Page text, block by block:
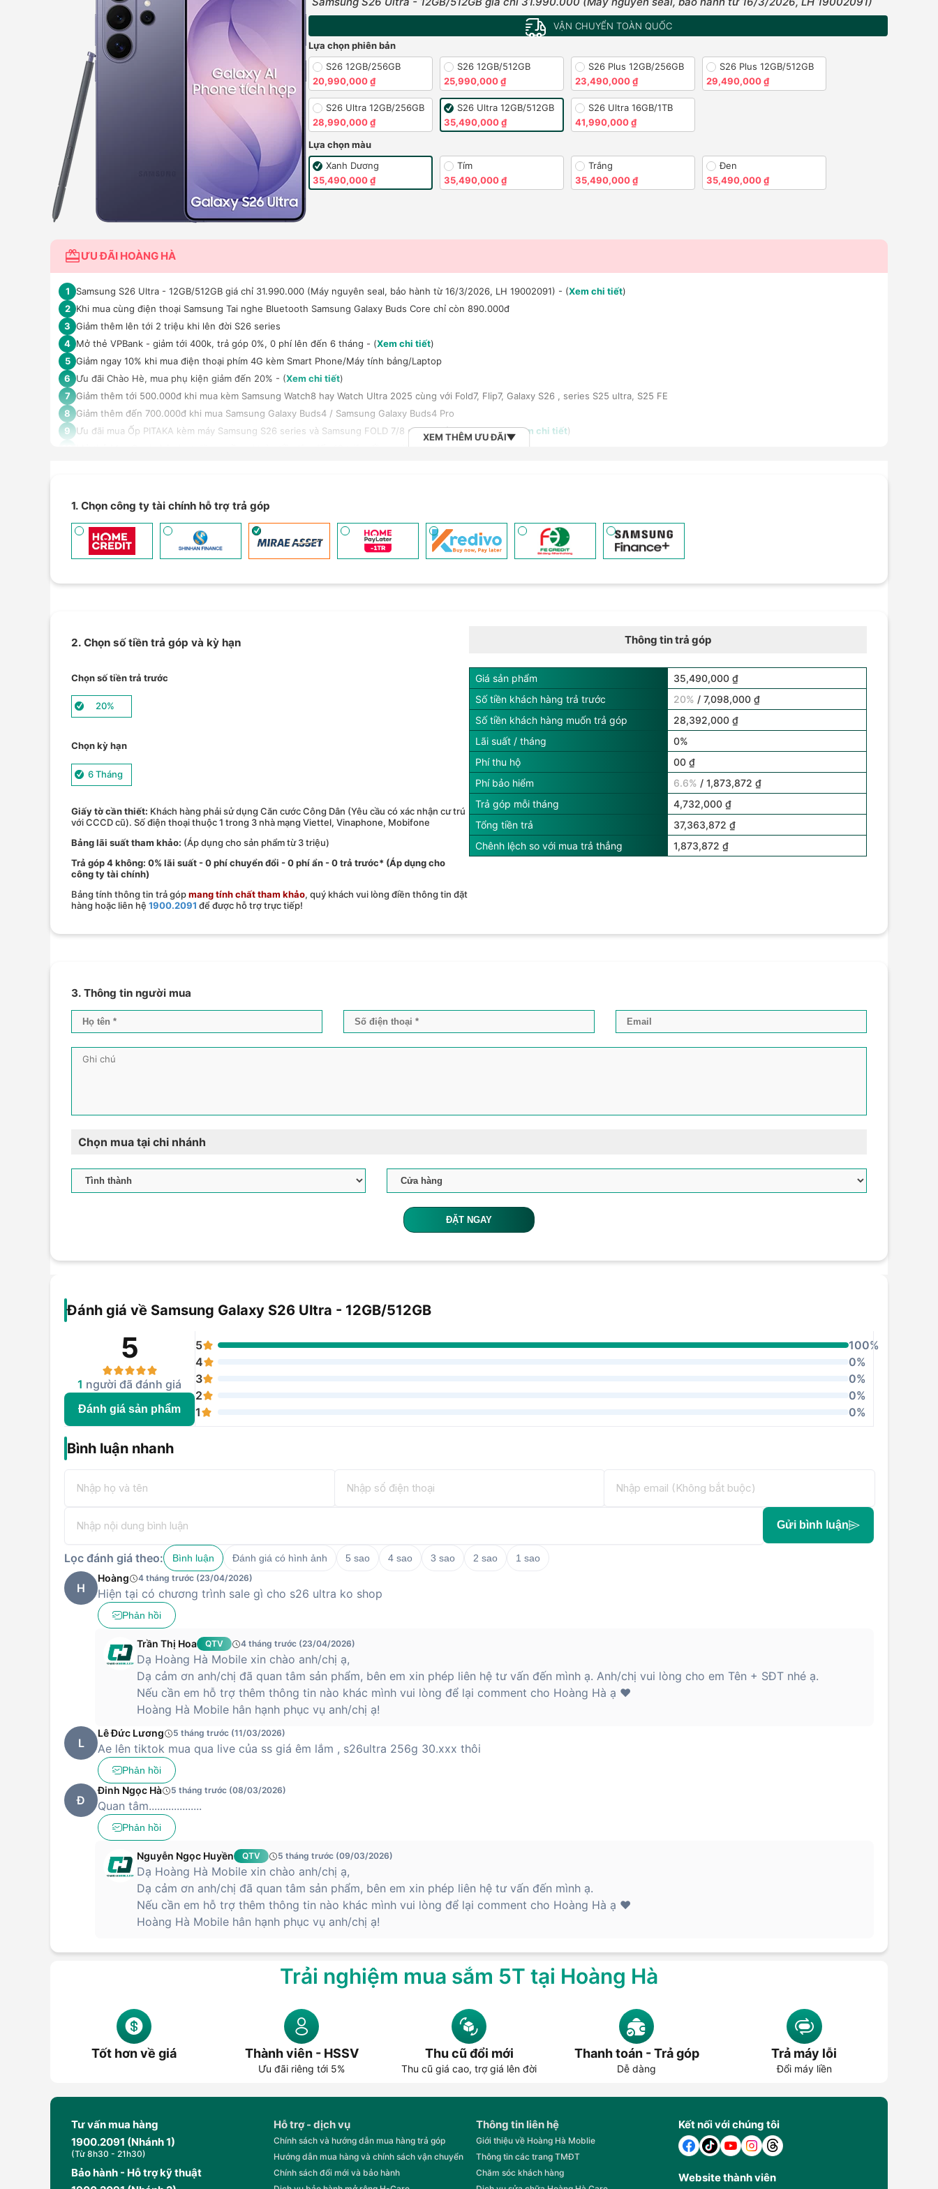
VẬN CHUYỂN TOÀN QUỐC
Lựa chọn phiên bản
S26 12GB/256GB
20,990,000 ₫
S26 12GB/512GB
25,990,000 ₫
S26 Plus 12GB/256GB
23,490,000 ₫
S26 Plus 12GB/512GB
29,490,000 ₫
S26 Ultra 12GB/256GB
28,990,000 ₫
S26 Ultra 12GB/512GB
35,490,000 ₫
S26 Ultra 16GB/1TB
41,990,000 ₫
Lựa chọn màu
Xanh Dương
35,490,000 ₫
Tím
35,490,000 ₫
Trắng
35,490,000 ₫
Đen
35,490,000 ₫
ƯU ĐÃI HOÀNG HÀ
1 Samsung S26 Ultra - 12GB/512GB giá chỉ 31.990.000 (Máy nguyên seal, bảo hành từ 16/3/2026, LH 19002091) - (Xem chi tiết)
2 Khi mua cùng điện thoại Samsung Tai nghe Bluetooth Samsung Galaxy Buds Core chỉ còn 890.000đ
3 Giảm thêm lên tới 2 triệu khi lên đời S26 series
4 Mở thẻ VPBank - giảm tới 400k, trả góp 0%, 0 phí lên đến 6 tháng - (Xem chi tiết)
5 Giảm ngay 10% khi mua điện thoại phím 4G kèm Smart Phone/Máy tính bảng/Laptop
6
Ưu đãi Chào Hè, mua phụ kiện giảm đến 20% - (Xem chi tiết)
7 Giảm thêm tới 500.000đ khi mua kèm Samsung Watch8 hay Watch Ultra 2025 cùng với Fold7, Flip7, Galaxy S26 , series S25 ultra, S25 FE
8
Giảm thêm đến 700.000đ khi mua Samsung Galaxy Buds4 / Samsung Galaxy Buds4 Pro
9
Ưu đãi mua Ốp PITAKA kèm máy Samsung S26 series và Samsung FOLD 7/8 series giảm 100.000đ - (Xem chi tiết)
13
Giảm 5% tối đa 500k khi thanh toán qua Spaylater - (
Giảm thêm 15% tối đa 1.000.000đ với các sản phẩm Loa, tai nghe Sony khi mua kèm với các sản phẩm: Laptop/ Điện thoại/ Đồng hồ thông minh - (
TPBank Evo - Giảm đến 500.000đ, trả góp 0%, 0 phí lên đến 6 tháng - (Xem chi tiết )
XEM THÊM ƯU ĐÃI
1. Chọn công ty tài chính hỗ trợ trả góp
2. Chọn số tiền trả góp và kỳ hạn
Chọn số tiền trả trước
20%
Chọn kỳ hạn
6 Tháng
Giấy tờ cần thiết: Khách hàng phải sử dụng Căn cước Công Dân (Yêu cầu có xác nhận cư trú
với CCCD cũ). Số điện thoại thuộc 1 trong 3 nhà mạng Viettel, Vinaphone, Mobifone
Bảng lãi suất tham khảo: (Áp dụng cho sản phẩm từ 3 triệu)
Trả góp 4 không: 0% lãi suất - 0 phí chuyển đổi - 0 phí ẩn - 0 trả trước* (Áp dụng cho
công ty tài chính)
Bảng tính thông tin trả gópmang tính chất tham khảo, quý khách vui lòng điền thông tin đặt
hàng hoặc liên hệ 1900.2091 để được hỗ trợ trực tiếp!
Thông tin trả góp
Giá sản phẩm
35,490,000 ₫
Số tiền khách hàng trả trước
20% / 7,098,000 ₫
Số tiền khách hàng muốn trả góp
28,392,000 ₫
Lãi suất / tháng
0%
Phí thu hộ
00 ₫
Phí bảo hiểm
6.6% / 1,873,872 ₫
Trả góp mỗi tháng
4,732,000 ₫
Tổng tiền trả
37,363,872 ₫
Chênh lệch so với mua trả thẳng
1,873,872 ₫
3. Thông tin người mua
Chọn mua tại chi nhánh
ĐẶT NGAY
Đánh giá về Samsung Galaxy S26 Ultra - 12GB/512GB
5
1 người đã đánh giá
Đánh giá sản phẩm
5
100%
4
0%
3
0%
2
0%
1
0%
Bình luận nhanh
Gửi bình luận
Lọc đánh giá theo: Bình luận Đánh giá có hình ảnh 5 sao 4 sao 3 sao 2 sao 1 sao
H
Hoàng 4 tháng trước (23/04/2026)
Hiện tại có chương trình sale gì cho s26 ultra ko shop
Phản hồi
Trần Thị Hoa QTV 4 tháng trước (23/04/2026)
Dạ Hoàng Hà Mobile xin chào anh/chị ạ,
Dạ cảm ơn anh/chị đã quan tâm sản phẩm, bên em xin phép liên hệ tư vấn đến mình ạ. Anh/chị vui lòng cho em Tên + SĐT nhé ạ.
Nếu cần em hỗ trợ thêm thông tin nào khác mình vui lòng để lại comment cho Hoàng Hà ạ ❤️
Hoàng Hà Mobile hân hạnh phục vụ anh/chị ạ!
L
Lê Đức Lương 5 tháng trước (11/03/2026)
Ae lên tiktok mua qua live của ss giá êm lắm , s26ultra 256g 30.xxx thôi
Phản hồi
Đ
Đinh Ngọc Hà 5 tháng trước (08/03/2026)
Quan tâm...................
Phản hồi
Nguyễn Ngọc Huyền QTV 5 tháng trước (09/03/2026)
Dạ Hoàng Hà Mobile xin chào anh/chị ạ,
Dạ cảm ơn anh/chị đã quan tâm sản phẩm, bên em xin phép liên hệ tư vấn đến mình ạ.
Nếu cần em hỗ trợ thêm thông tin nào khác mình vui lòng để lại comment cho Hoàng Hà ạ ❤️
Hoàng Hà Mobile hân hạnh phục vụ anh/chị ạ!
Trải nghiệm mua sắm 5T tại Hoàng Hà
Tốt hơn về giá Thành viên - HSSV
Ưu đãi riêng tới 5%
Thu cũ đổi mới
Thu cũ giá cao, trợ giá lên đời
Thanh toán - Trả góp
Dễ dàng
Trả máy lỗi
Đổi máy liền
Tư vấn mua hàng
1900.2091 (Nhánh 1)
(Từ 8h30 - 21h30)
Bảo hành - Hỗ trợ kỹ thuật
Hỗ trợ - dịch vụ
Chính sách và hướng dẫn mua hàng trả góp
Hướng dẫn mua hàng và chính sách vận chuyển
Chính sách đổi mới và bảo hành
Thông tin liên hệ
Giới thiệu về Hoàng Hà Moblie
Thông tin các trang TMĐT
Chăm sóc khách hàng
Kết nối với chúng tôi
Website thành viên